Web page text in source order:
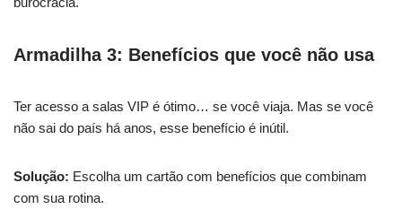
Armadilha 3: Benefícios que você não usa
Ter acesso a salas VIP é ótimo… se você viaja. Mas se você
não sai do país há anos, esse benefício é inútil.
Solução: Escolha um cartão com benefícios que combinam
com sua rotina.